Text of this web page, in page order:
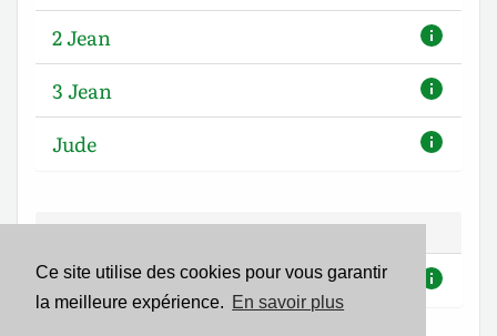
Ce site utilise des cookies pour vous garantir
la meilleure expérience. En savoir plus
2 Jean
3 Jean
Jude
Apocalypse de Jean
Apocalypse